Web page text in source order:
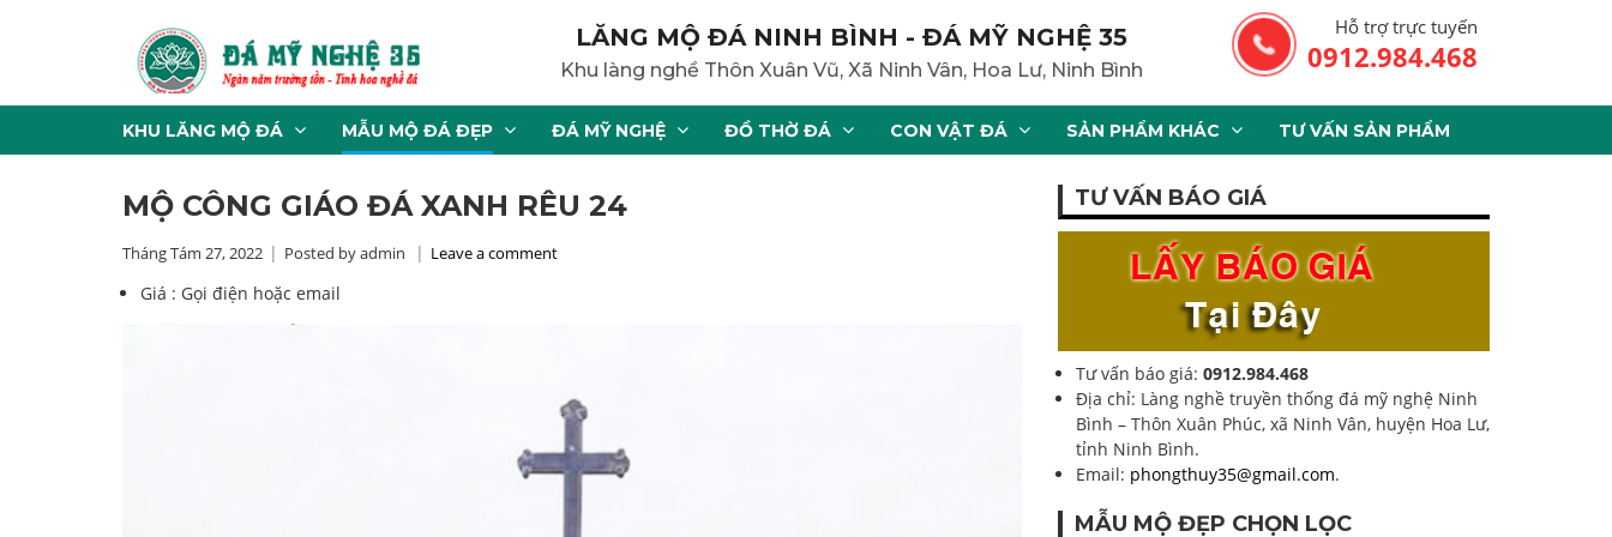
LĂNG MỘ ĐÁ NINH BÌNH - ĐÁ MỸ NGHỆ 35
Khu làng nghề Thôn Xuân Vũ, Xã Ninh Vân, Hoa Lư, Ninh Bình
Hỗ trợ trực tuyến
0912.984.468
KHU LĂNG MỘ ĐÁ MẪU MỘ ĐÁ ĐẸP ĐÁ MỸ NGHỆ ĐỒ THỜ ĐÁ CON VẬT ĐÁ SẢN PHẨM KHÁC TƯ VẤN SẢN PHẨM
MỘ CÔNG GIÁO ĐÁ XANH RÊU 24
Tháng Tám 27, 2022 Posted by admin Leave a comment
Giá : Gọi điện hoặc email
TƯ VẤN BÁO GIÁ
Tư vấn báo giá: 0912.984.468
Địa chỉ: Làng nghề truyền thống đá mỹ nghệ Ninh
Bình – Thôn Xuân Phúc, xã Ninh Vân, huyện Hoa Lư,
tỉnh Ninh Bình.
Email: phongthuy35@gmail.com.
MẪU MỘ ĐẸP CHỌN LỌC